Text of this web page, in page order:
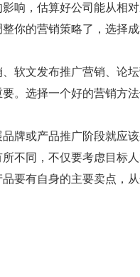
，估算好公司能从相对
你的营销策略了，选择
文发布推广营销、论坛
。选择一个好的营销方
或产品推广阶段就应该
不同，不仅要考虑目标
要有自身的主要卖点，